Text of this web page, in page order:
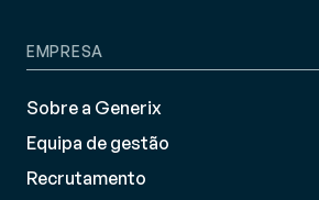
EMPRESA
Sobre a Generix
Equipa de gestão
Recrutamento